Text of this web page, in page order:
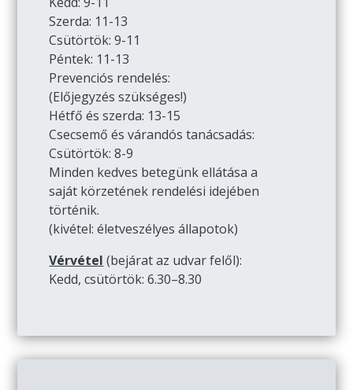
Szerda: 11-13
Csütörtök: 9-11
Péntek: 11-13
Prevenciós rendelés:
(Előjegyzés szükséges!)
Hétfő és szerda: 13-15
Csecsemő és várandós tanácsadás:
Csütörtök: 8-9
Minden kedves betegünk ellátása a
saját körzetének rendelési idejében
történik.
(kivétel: életveszélyes állapotok)
Vérvétel (bejárat az udvar felől):
Kedd, csütörtök: 6.30–8.30